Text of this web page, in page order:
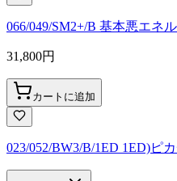
066/049/SM2+/B 基本悪エネ
31,800円
カートに追加
023/052/BW3/B/1ED 1ED)ピ